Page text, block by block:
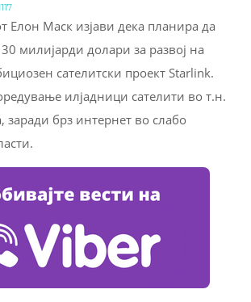
Eлон Маск изјави дека планира да
милијарди долари за развој на
сателитски проект Starlink.
илјадници сателити во т.н.
заради брз интернет во слабо